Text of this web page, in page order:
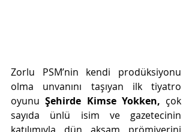
Zorlu PSM’nin kendi prodüksiyonu
olma unvanını taşıyan ilk tiyatro
oyunu Şehirde Kimse Yokken, çok
sayıda ünlü isim ve gazetecinin